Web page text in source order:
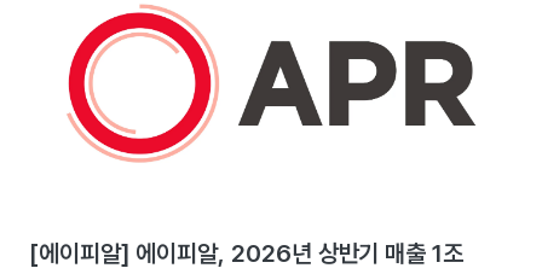
[에이피알] 에이피알, 2026년 상반기 매출 1조